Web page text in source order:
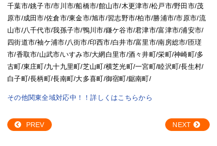
千葉市/銚子市/市川市/船橋市/館山市/木更津市/松戸市/野田市/茂
原市/成田市/佐倉市/東金市/旭市/習志野市/柏市/勝浦市/市原市/流
山市/八千代市/我孫子市/鴨川市/鎌ケ谷市/君津市/富津市/浦安市/
四街道市/袖ケ浦市/八街市/印西市/白井市/富里市/南房総市/匝瑳
市/香取市/山武市/いすみ市/大網白里市/酒々井町/栄町/神崎町/多
古町/東庄町/九十九里町/芝山町/横芝光町/一宮町/睦沢町/長生村/
白子町/長柄町/長南町/大多喜町/御宿町/鋸南町/
その他関東全域対応中！！詳しくはこちらから
PREV NEXT